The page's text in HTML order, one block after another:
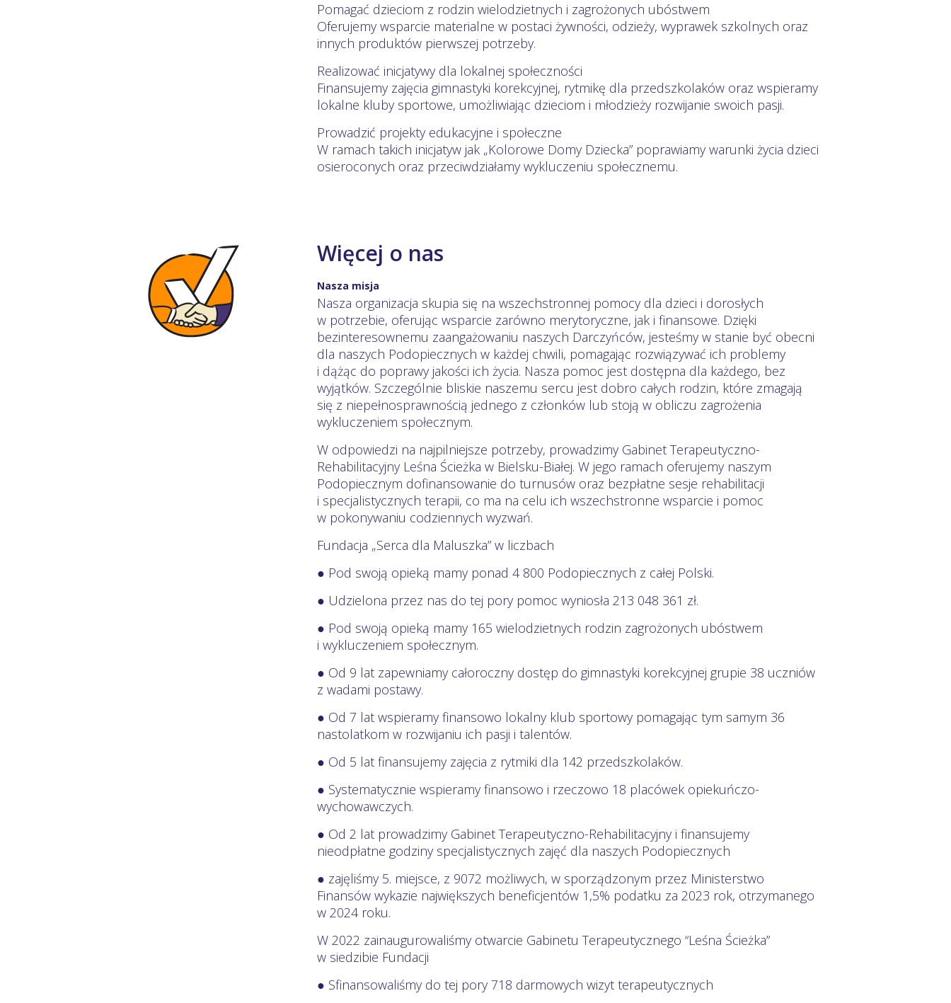
Pomagać dzieciom z rodzin wielodzietnych i zagrożonych ubóstwem
Oferujemy wsparcie materialne w postaci żywności, odzieży, wyprawek szkolnych oraz
innych produktów pierwszej potrzeby.
Realizować inicjatywy dla lokalnej społeczności
Finansujemy zajęcia gimnastyki korekcyjnej, rytmikę dla przedszkolaków oraz wspieramy
lokalne kluby sportowe, umożliwiając dzieciom i młodzieży rozwijanie swoich pasji.
Prowadzić projekty edukacyjne i społeczne
W ramach takich inicjatyw jak „Kolorowe Domy Dziecka” poprawiamy warunki życia dzieci
osieroconych oraz przeciwdziałamy wykluczeniu społecznemu.
Więcej o nas
Nasza misja
Nasza organizacja skupia się na wszechstronnej pomocy dla dzieci i dorosłych
w potrzebie, oferując wsparcie zarówno merytoryczne, jak i finansowe. Dzięki
bezinteresownemu zaangażowaniu naszych Darczyńców, jesteśmy w stanie być obecni
dla naszych Podopiecznych w każdej chwili, pomagając rozwiązywać ich problemy
i dążąc do poprawy jakości ich życia. Nasza pomoc jest dostępna dla każdego, bez
wyjątków. Szczególnie bliskie naszemu sercu jest dobro całych rodzin, które zmagają
się z niepełnosprawnością jednego z członków lub stoją w obliczu zagrożenia
wykluczeniem społecznym.
W odpowiedzi na najpilniejsze potrzeby, prowadzimy Gabinet Terapeutyczno-
Rehabilitacyjny Leśna Ścieżka w Bielsku-Białej. W jego ramach oferujemy naszym
Podopiecznym dofinansowanie do turnusów oraz bezpłatne sesje rehabilitacji
i specjalistycznych terapii, co ma na celu ich wszechstronne wsparcie i pomoc
w pokonywaniu codziennych wyzwań.
Fundacja „Serca dla Maluszka” w liczbach
● Pod swoją opieką mamy ponad 4 800 Podopiecznych z całej Polski.
● Udzielona przez nas do tej pory pomoc wyniosła 213 048 361 zł.
● Pod swoją opieką mamy 165 wielodzietnych rodzin zagrożonych ubóstwem
i wykluczeniem społecznym.
● Od 9 lat zapewniamy całoroczny dostęp do gimnastyki korekcyjnej grupie 38 uczniów
z wadami postawy.
● Od 7 lat wspieramy finansowo lokalny klub sportowy pomagając tym samym 36
nastolatkom w rozwijaniu ich pasji i talentów.
● Od 5 lat finansujemy zajęcia z rytmiki dla 142 przedszkolaków.
● Systematycznie wspieramy finansowo i rzeczowo 18 placówek opiekuńczo-
wychowawczych.
● Od 2 lat prowadzimy Gabinet Terapeutyczno-Rehabilitacyjny i finansujemy
nieodpłatne godziny specjalistycznych zajęć dla naszych Podopiecznych
● zajęliśmy 5. miejsce, z 9072 możliwych, w sporządzonym przez Ministerstwo
Finansów wykazie największych beneficjentów 1,5% podatku za 2023 rok, otrzymanego
w 2024 roku.
W 2022 zainaugurowaliśmy otwarcie Gabinetu Terapeutycznego “Leśna Ścieżka”
w siedzibie Fundacji
● Sfinansowaliśmy do tej pory 718 darmowych wizyt terapeutycznych